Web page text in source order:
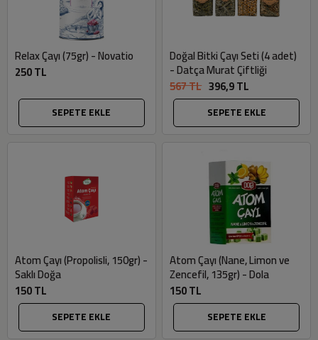
Relax Çayı (75gr) - Novatio
250 TL
SEPETE EKLE
Doğal Bitki Çayı Seti (4 adet)
- Datça Murat Çiftliği
567 TL 396,9 TL
SEPETE EKLE
Atom Çayı (Propolisli, 150gr) -
Saklı Doğa
150 TL
SEPETE EKLE
Atom Çayı (Nane, Limon ve
Zencefil, 135gr) - Dola
150 TL
SEPETE EKLE